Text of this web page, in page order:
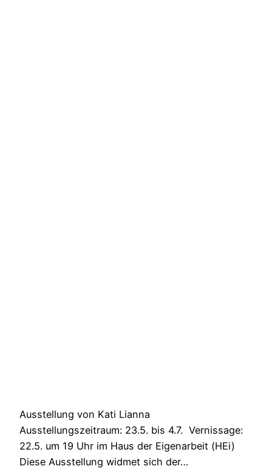
Ausstellung von Kati Lianna
Ausstellungszeitraum: 23.5. bis 4.7. Vernissage:
22.5. um 19 Uhr im Haus der Eigenarbeit (HEi)
Diese Ausstellung widmet sich der…